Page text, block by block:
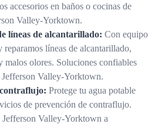
accesorios en baños o cocinas de
Valley-Yorktown.
líneas de alcantarillado: Con equipo
líneas de alcantarillado,
malos olores. Soluciones confiables
Jefferson Valley-Yorktown.
Protege tu agua potable
de prevención de contraflujo.
Valley-Yorktown a